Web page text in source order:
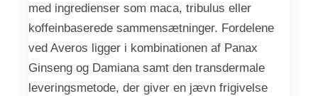
med ingredienser som maca, tribulus eller
koffeinbaserede sammensætninger. Fordelene
ved Averos ligger i kombinationen af Panax
Ginseng og Damiana samt den transdermale
leveringsmetode, der giver en jævn frigivelse